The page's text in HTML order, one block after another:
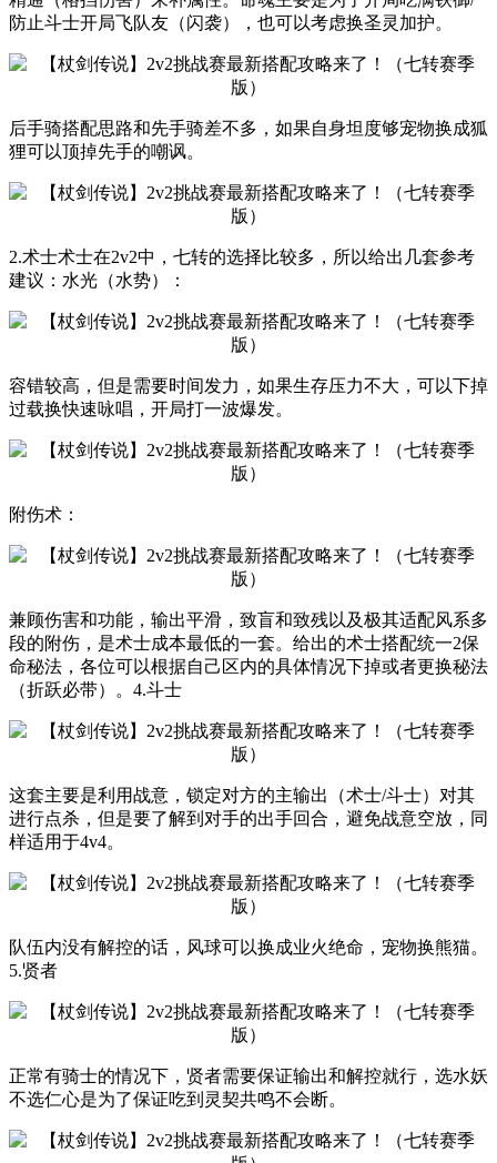
防止斗士开局飞队友（闪袭），也可以考虑换圣灵加护。
后手骑搭配思路和先手骑差不多，如果自身坦度够宠物换成狐
狸可以顶掉先手的嘲讽。
2.术士术士在2v2中，七转的选择比较多，所以给出几套参考
建议：水光（水势）：
容错较高，但是需要时间发力，如果生存压力不大，可以下掉
过载换快速咏唱，开局打一波爆发。
附伤术：
兼顾伤害和功能，输出平滑，致盲和致残以及极其适配风系多
段的附伤，是术士成本最低的一套。给出的术士搭配统一2保
命秘法，各位可以根据自己区内的具体情况下掉或者更换秘法
（折跃必带）。4.斗士
这套主要是利用战意，锁定对方的主输出（术士/斗士）对其
进行点杀，但是要了解到对手的出手回合，避免战意空放，同
样适用于4v4。
队伍内没有解控的话，风球可以换成业火绝命，宠物换熊猫。
5.贤者
正常有骑士的情况下，贤者需要保证输出和解控就行，选水妖
不选仁心是为了保证吃到灵契共鸣不会断。